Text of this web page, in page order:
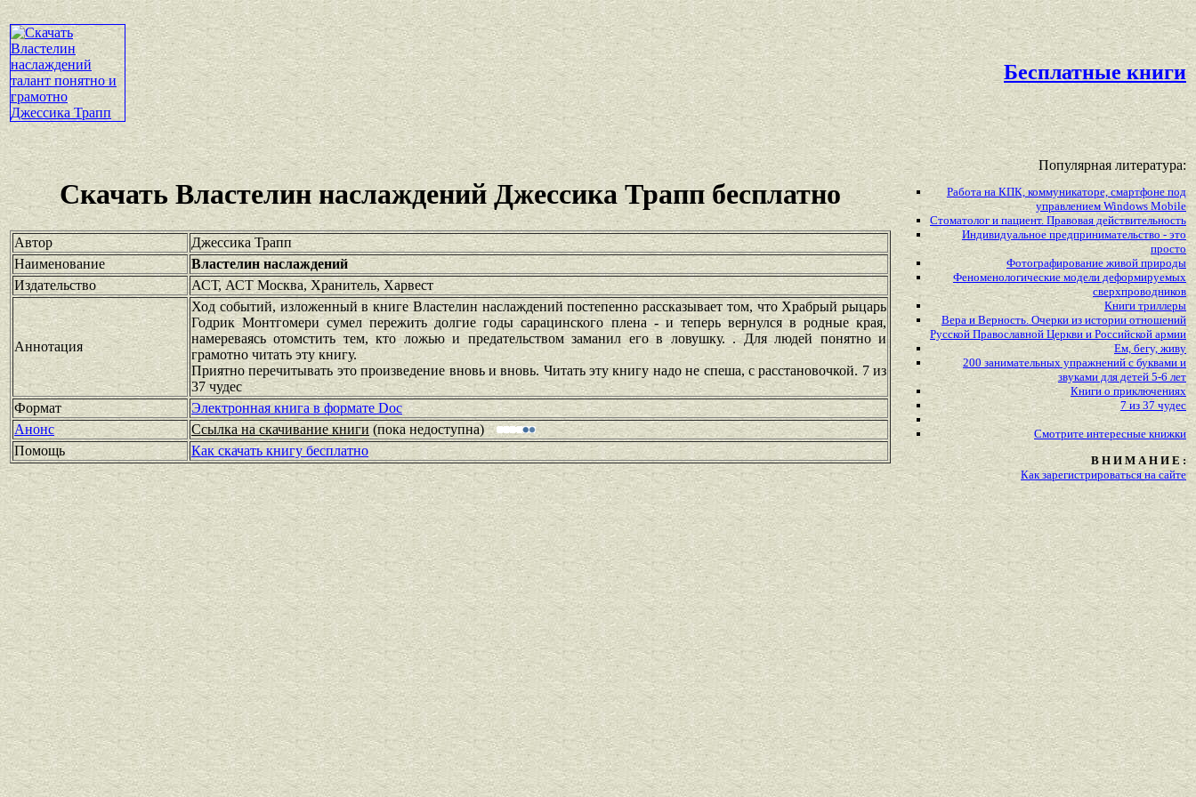
Бесплатные книги
Скачать Властелин наслаждений Джессика Трапп бесплатно
Автор
Джессика Трапп
Наименование
Властелин наслаждений
Издательство
АСТ, АСТ Москва, Хранитель, Харвест
Аннотация
Ход событий, изложенный в книге Властелин наслаждений постепенно рассказывает том, что Храбрый рыцарь
Годрик Монтгомери сумел пережить долгие годы сарацинского плена - и теперь вернулся в родные края,
намереваясь отомстить тем, кто ложью и предательством заманил его в ловушку. . Для людей понятно и
грамотно читать эту книгу.
Приятно перечитывать это произведение вновь и вновь. Читать эту книгу надо не спеша, с расстановочкой. 7 из
37 чудес
Формат
Электронная книга в формате Doc
Анонс
Ссылка на скачивание книги (пока недоступна)
Помощь
Как скачать книгу бесплатно
Популярная литература:
Работа на КПК, коммуникаторе, смартфоне под
управлением Windows Mobile
Стоматолог и пациент. Правовая действительность
Индивидуальное предпринимательство - это
просто
Фотографирование живой природы
Феноменологические модели деформируемых
сверхпроводников
Книги триллеры
Вера и Верность. Очерки из истории отношений
Русской Православной Церкви и Российской армии
Ем, бегу, живу
200 занимательных упражнений с буквами и
звуками для детей 5-6 лет
Книги о приключениях
7 из 37 чудес
Смотритеинтересные книжки
В Н И М А Н И Е :
Как зарегистрироваться на сайте